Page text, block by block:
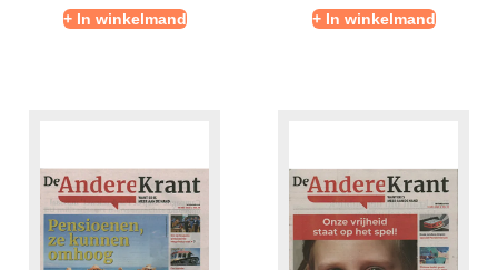
+ In winkelmand + In winkelmand